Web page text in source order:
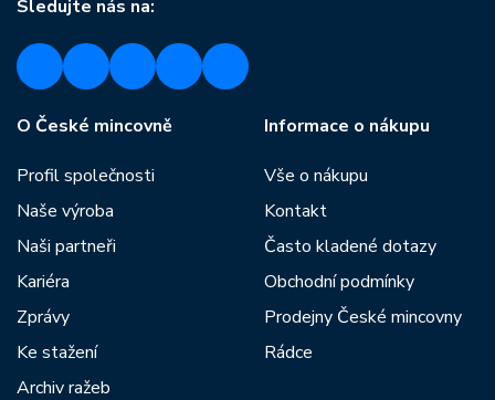
Sledujte nás na:
O České mincovně
Profil společnosti
Naše výroba
Naši partneři
Kariéra
Zprávy
Ke stažení
Archiv ražeb
Informace o nákupu
Vše o nákupu
Kontakt
Často kladené dotazy
Obchodní podmínky
Prodejny České mincovny
Rádce